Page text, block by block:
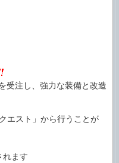
受注し、強力な装備と改造
エスト」から行うことが
れます